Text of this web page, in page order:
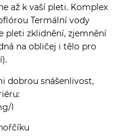
až k vaší pleti. Komplex
Termální vody
pleti zklidnění, zjemnění
na obličej i tělo pro
dobrou snášenlivost,
l